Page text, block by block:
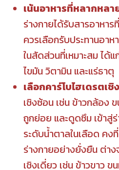
เน้นอาหารที่หลากหลา
ร่างกายได้รับสารอาหา
ควรเลือกรับประทานอา
ในสัดส่วนที่เหมาะสม ได้
ไขมัน วิตามิน และแร่ธาตุ
เลือกคาร์โบไฮเดรตเชิ
เชิงซ้อน เช่น ข้าวกล้อง
ถูกย่อย และดูดซึม เข้าสู่
ระดับน้ำตาลในเลือด คง
ร่างกายอย่างยั่งยืน ต่าง
เชิงเดี่ยว เช่น ข้าวขาว